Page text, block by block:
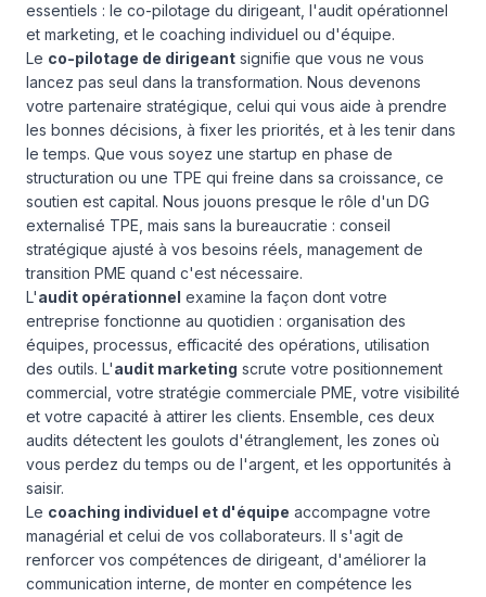
essentiels : le co-pilotage du dirigeant, l'audit opérationnel
et marketing, et le coaching individuel ou d'équipe.
Le co-pilotage de dirigeant signifie que vous ne vous
lancez pas seul dans la transformation. Nous devenons
votre partenaire stratégique, celui qui vous aide à prendre
les bonnes décisions, à fixer les priorités, et à les tenir dans
le temps. Que vous soyez une startup en phase de
structuration ou une TPE qui freine dans sa croissance, ce
soutien est capital. Nous jouons presque le rôle d'un DG
externalisé TPE, mais sans la bureaucratie : conseil
stratégique ajusté à vos besoins réels, management de
transition PME quand c'est nécessaire.
L'audit opérationnel examine la façon dont votre
entreprise fonctionne au quotidien : organisation des
équipes, processus, efficacité des opérations, utilisation
des outils. L'audit marketing scrute votre positionnement
commercial, votre stratégie commerciale PME, votre visibilité
et votre capacité à attirer les clients. Ensemble, ces deux
audits détectent les goulots d'étranglement, les zones où
vous perdez du temps ou de l'argent, et les opportunités à
saisir.
Le coaching individuel et d'équipe accompagne votre
managérial et celui de vos collaborateurs. Il s'agit de
renforcer vos compétences de dirigeant, d'améliorer la
communication interne, de monter en compétence les